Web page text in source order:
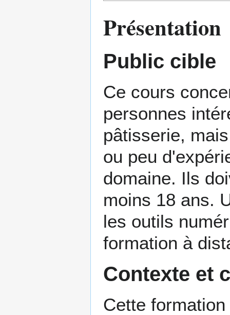
Présentation
Public cible
Ce cours
personnes
pâtisserie,
ou peu
domaine. Ils
moins 18 ans.
les outils
formation à
Contexte et
Cette formation